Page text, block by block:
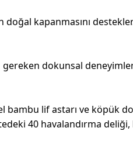
doğal kapanmasını
gereken dokunsal
bambu lif astarı ve köpük
40 havalandırma deliği,